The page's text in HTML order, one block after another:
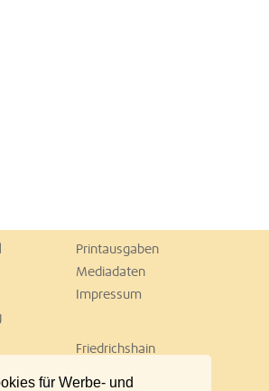
für Werbe- und
Printausgaben
Mediadaten
Impressum
Friedrichshain